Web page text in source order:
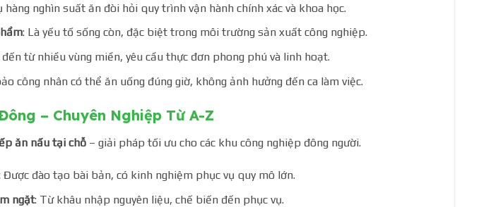
hàng nghìn suất ăn đòi hỏi quy trình vận hành chính xác và khoa học.
: Là yếu tố sống còn, đặc biệt trong môi trường sản xuất công nghiệp.
đến từ nhiều vùng miền, yêu cầu thực đơn phong phú và linh hoạt.
công nhân có thể ăn uống đúng giờ, không ảnh hưởng đến ca làm việc.
– Chuyên Nghiệp Từ A-Z
ăn nấu tại chỗ – giải pháp tối ưu cho các khu công nghiệp đông người.
Được đào tạo bài bản, có kinh nghiệm phục vụ quy mô lớn.
ngặt: Từ khâu nhập nguyên liệu, chế biến đến phục vụ.